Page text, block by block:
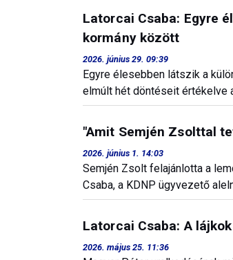
Latorcai Csaba: Egyre
kormány között
2026. június 29. 09:39
Egyre élesebben látszik a
elmúlt hét döntéseit értékelve
"Amit Semjén Zsolttal
2026. június 1. 14:03
Semjén Zsolt felajánlotta a
Csaba, a KDNP ügyvezető
Latorcai Csaba: A
2026. május 25. 11:36